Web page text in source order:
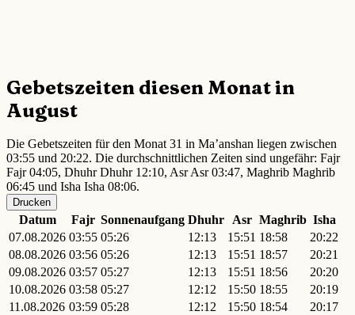
Gebetszeiten diesen Monat in
August
Die Gebetszeiten für den Monat 31 in Ma’anshan liegen zwischen
03:55 und 20:22. Die durchschnittlichen Zeiten sind ungefähr: Fajr
Fajr 04:05, Dhuhr Dhuhr 12:10, Asr Asr 03:47, Maghrib Maghrib
06:45 und Isha Isha 08:06.
Drucken
Datum Fajr Sonnenaufgang Dhuhr Asr Maghrib Isha
07.08.2026 03:55 05:26 12:13 15:51 18:58
20:22
08.08.2026 03:56 05:26 12:13 15:51 18:57
20:21
09.08.2026 03:57 05:27 12:13 15:51 18:56
20:20
10.08.2026 03:58 05:27 12:12 15:50 18:55
20:19
11.08.2026 03:59 05:28 12:12 15:50 18:54
20:17